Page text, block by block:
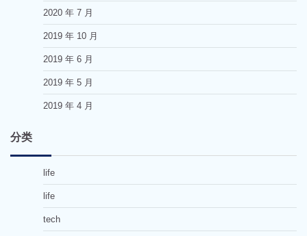
2020 年 7 月
2019 年 10 月
2019 年 6 月
2019 年 5 月
2019 年 4 月
分类
life
life
tech